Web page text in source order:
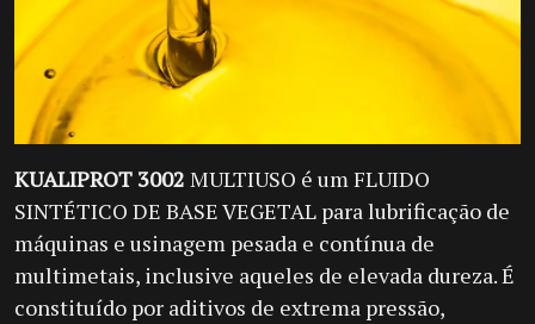
KUALIPROT 3002 MULTIUSO é um FLUIDO
SINTÉTICO DE BASE VEGETAL para lubrificação de
máquinas e usinagem pesada e contínua de
multimetais, inclusive aqueles de elevada dureza. É
constituído por aditivos de extrema pressão,